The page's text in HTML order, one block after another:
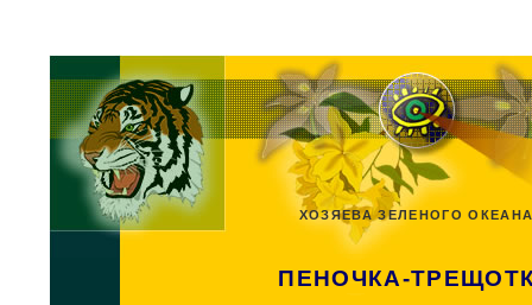
ХОЗЯЕВА ЗЕЛЕНОГО
ПЕНОЧКА-